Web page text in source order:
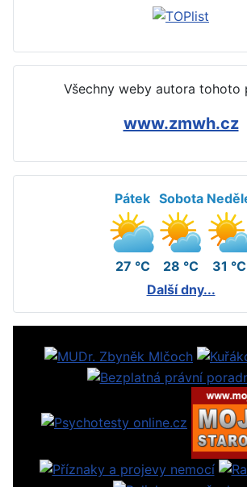
Všechny weby autora tohoto
www.zmwh.cz
Pátek
27 °C
Sobota
28 °C
31 °C
Další dny...